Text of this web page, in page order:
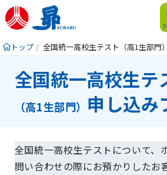
トップ
全国統一高校生テ
（高1生部門） 申し込み
全国統一高校生テストについて、
問い合わせの際にお預かりしたお